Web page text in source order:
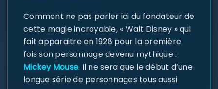
Comment ne pas parler ici du fondateur de
cette magie incroyable, « Walt Disney » qui
fait apparaitre en 1928 pour la première
fois son personnage devenu mythique :
Mickey Mouse. Il ne sera que le début d’une
longue série de personnages tous aussi